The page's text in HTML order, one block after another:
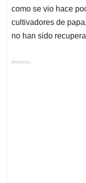
como se vio hace
cultivadores de
no han sido
Anuncios.